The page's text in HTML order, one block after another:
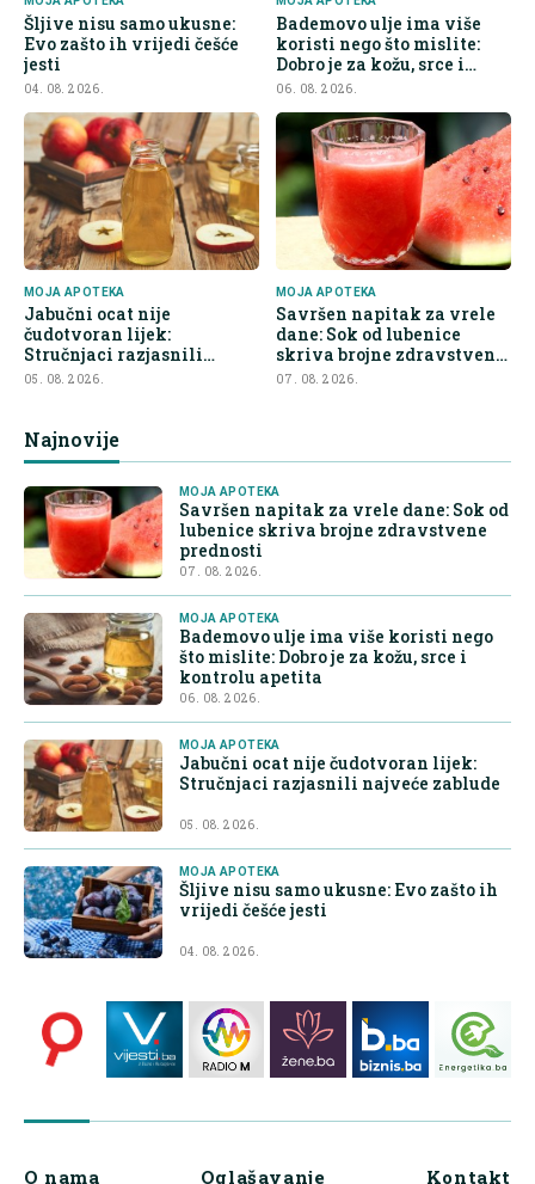
Šljive nisu samo ukusne:
Evo zašto ih vrijedi češće
jesti
04. 08. 2026.
Bademovo ulje ima više
koristi nego što mislite:
Dobro je za kožu, srce i
kontrolu apetita
06. 08. 2026.
MOJA APOTEKA
Jabučni ocat nije
čudotvoran lijek:
Stručnjaci razjasnili
najveće zablude
05. 08. 2026.
MOJA APOTEKA
Savršen napitak za vrele
dane: Sok od lubenice
skriva brojne zdravstvene
prednosti
07. 08. 2026.
Najnovije
MOJA APOTEKA
Savršen napitak za vrele dane: Sok od
lubenice skriva brojne zdravstvene
prednosti
07. 08. 2026.
MOJA APOTEKA
Bademovo ulje ima više koristi nego
što mislite: Dobro je za kožu, srce i
kontrolu apetita
06. 08. 2026.
MOJA APOTEKA
Jabučni ocat nije čudotvoran lijek:
Stručnjaci razjasnili najveće zablude
05. 08. 2026.
MOJA APOTEKA
Šljive nisu samo ukusne: Evo zašto ih
vrijedi češće jesti
04. 08. 2026.
O nama Oglašavanje Kontakt